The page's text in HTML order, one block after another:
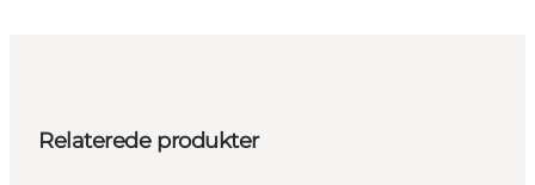
Relaterede produkter